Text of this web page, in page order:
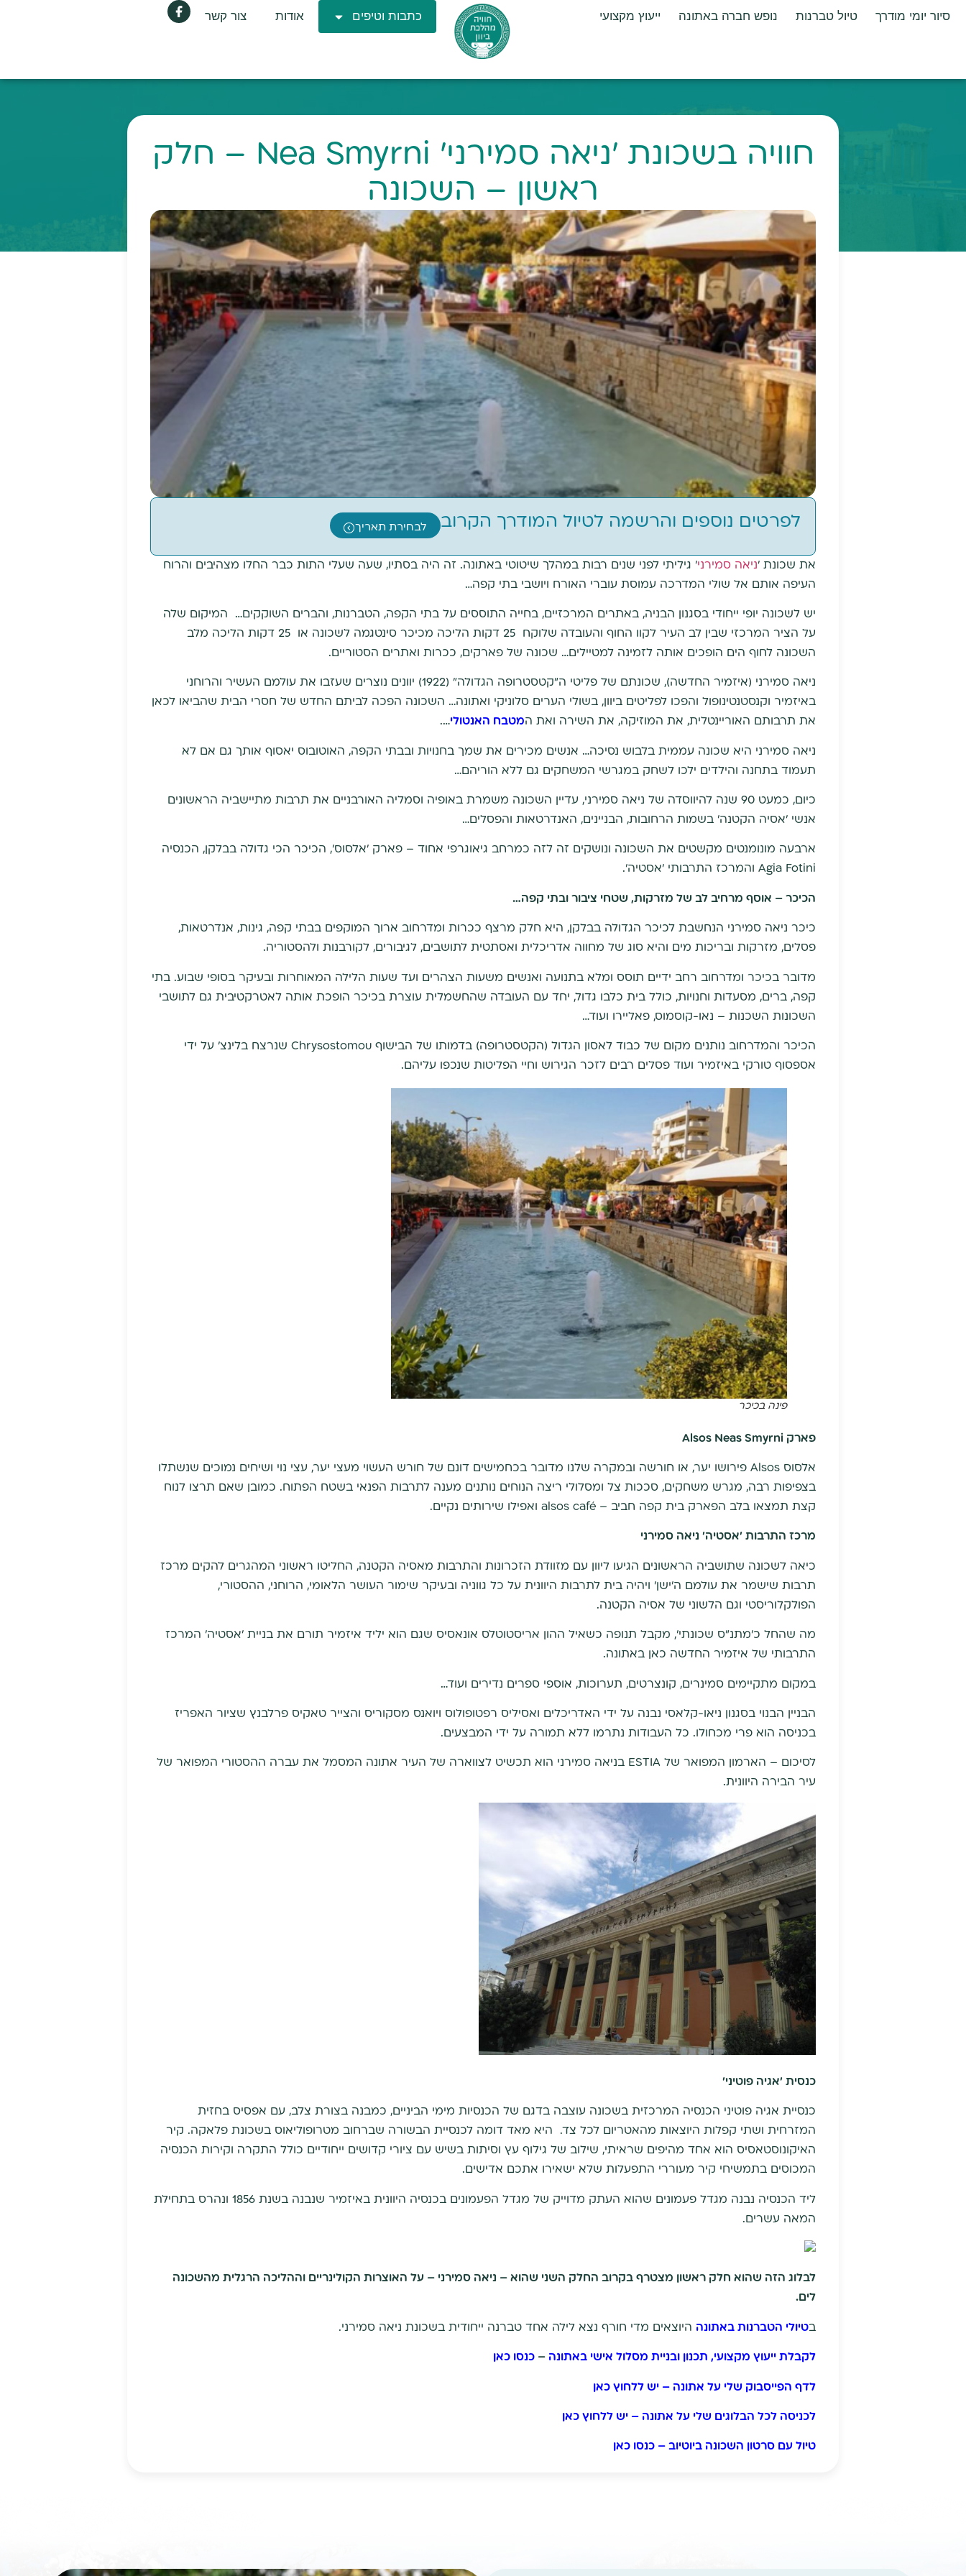
סיור יומי מודרך טיול טברנות נופש חברה באתונה ייעוץ מקצועי כתבות וטיפים אודות צור קשר
חוויה בשכונת 'ניאה סמירני' Nea Smyrni – חלק
ראשון – השכונה
לפרטים נוספים והרשמה לטיול המודרך הקרוב לבחירת תאריך
את שכונת 'ניאה סמירני' גיליתי לפני שנים רבות במהלך שיטוטי באתונה. זה היה בסתיו, שעה שעלי התות כבר החלו מצהיבים והרוח
העיפה אותם אל שולי המדרכה עמוסת עוברי האורח ויושבי בתי קפה…
יש לשכונה יופי ייחודי בסגנון הבניה, באתרים המרכזיים, בחייה התוססים על בתי הקפה, הטברנות, והברים השוקקים… המיקום שלה
על הציר המרכזי שבין לב העיר לקוו החוף והעובדה שלוקח 25 דקות הליכה מכיכר סינטגמה לשכונה או 25 דקות הליכה מלב
השכונה לחוף הים הופכים אותה לזמינה למטיילים… שכונה של פארקים, ככרות ואתרים הסטוריים.
ניאה סמירני (איזמיר החדשה), שכונתם של פליטי ה"קטסטרופה הגדולה" (1922) יוונים נוצרים שעזבו את עולמם העשיר והרוחני
באיזמיר וקנסטנטינופול והפכו לפליטים ביוון, בשולי הערים סלוניקי ואתונה… השכונה הפכה לביתם החדש של חסרי הבית שהביאו לכאן
את תרבותם האוריינטלית, את המוזיקה, את השירה ואת המטבח האנטולי….
ניאה סמירני היא שכונה עממית בלבוש נסיכה… אנשים מכירים את שמך בחנויות ובבתי הקפה, האוטובוס יאסוף אותך גם אם לא
תעמוד בתחנה והילדים ילכו לשחק במגרשי המשחקים גם ללא הוריהם…
כיום, כמעט 90 שנה להיווסדה של ניאה סמירני, עדיין השכונה משמרת באופיה וסמליה האורבניים את תרבות מתיישביה הראשונים
אנשי 'אסיה הקטנה' בשמות הרחובות, הבניינים, האנדרטאות והפסלים…
ארבעה מונומנטים מקשטים את השכונה ונושקים זה לזה כמרחב גיאוגרפי אחוד – פארק 'אלסוס', הכיכר הכי גדולה בבלקן, הכנסיה
Agia Fotini והמרכז התרבותי 'אסטיה'.
הכיכר – אוסף מרחיב לב של מזרקות, שטחי ציבור ובתי קפה…
כיכר ניאה סמירני הנחשבת לכיכר הגדולה בבלקן, היא חלק מרצף ככרות ומדרחוב ארוך המוקפים בבתי קפה, גינות, אנדרטאות,
פסלים, מזרקות ובריכות מים והיא סוג של מחווה אדריכלית ואסתטית לתושבים, לגיבורים, לקורבנות ולהסטוריה.
מדובר בכיכר ומדרחוב רחב ידיים תוסס ומלא בתנועה ואנשים משעות הצהרים ועד שעות הלילה המאוחרות ובעיקר בסופי שבוע. בתי
קפה, ברים, מסעדות וחנויות, כולל בית כלבו גדול, יחד עם העובדה שהחשמלית עוצרת בכיכר הופכת אותה לאטרקטיבית גם לתושבי
השכונות השכנות – נאו-קוסמוס, פאליירו ועוד…
הכיכר והמדרחוב נותנים מקום של כבוד לאסון הגדול (הקטסטרופה) בדמותו של הבישוף Chrysostomou שנרצח בלינצ' על ידי
אספסוף טורקי באיזמיר ועוד פסלים רבים לזכר הגירוש וחיי הפליטות שנכפו עליהם.
פינה בכיכר
פארק Alsos Neas Smyrni
אלסוס Alsos פירושו יער, או חורשה ובמקרה שלנו מדובר בכחמישים דונם של חורש העשוי מעצי יער, עצי נוי ושיחים נמוכים שנשתלו
בצפיפות רבה, מגרש משחקים, סככות צל ומסלולי ריצה הנוחים נותנים מענה לתרבות הפנאי בשטח הפתוח. כמובן שאם תרצו לנוח
קצת תמצאו בלב הפארק בית קפה חביב – alsos café ואפילו שירותים נקיים.
מרכז התרבות 'אסטיה' ניאה סמירני
כיאה לשכונה שתושביה הראשונים הגיעו ליוון עם מזוודת הזכרונות והתרבות מאסיה הקטנה, החליטו ראשוני המהגרים להקים מרכז
תרבות שישמר את עולמם ה'ישן' ויהיה בית לתרבות היוונית על כל גווניה ובעיקר שימור העושר הלאומי, הרוחני, ההסטורי,
הפולקלוריסטי וגם הלשוני של אסיה הקטנה.
מה שהחל כ'מתנ"ס שכונתי', מקבל תנופה כשאיל ההון אריסטוטלס אונאסיס שגם הוא יליד איזמיר תורם את בניית 'אסטיה' המרכז
התרבותי של איזמיר החדשה כאן באתונה.
במקום מתקיימים סמינרים, קונצרטים, תערוכות, אוספי ספרים נדירים ועוד…
הבניין הבנוי בסגנון ניאו-קלאסי נבנה על ידי האדריכלים ואסיליס רפטופולוס ויואנס מסקוריס והצייר טאקיס פרלבנץ שציור האפריז
בכניסה הוא פרי מכחולו. כל העבודות נתרמו ללא תמורה על ידי המבצעים.
לסיכום – הארמון המפואר של ESTIA בניאה סמירני הוא תכשיט לצווארה של העיר אתונה המסמל את עברה ההסטורי המפואר של
עיר הבירה היוונית.
כנסית 'אגיה פוטיני'
כנסיית אגיה פוטיני הכנסיה המרכזית בשכונה עוצבה בדגם של הכנסיות מימי הביניים, כמבנה בצורת צלב, עם אפסיס בחזית
המזרחית ושתי קפלות היוצאות מהאטריום לכל צד. היא מאד דומה לכנסיית הבשורה שברחוב מטרופוליאוס בשכונת פלאקה. קיר
האיקונוסטאסיס הוא אחד מהיפים שראיתי, שילוב של גילוף עץ וסיתות בשיש עם ציורי קדושים ייחודיים כולל התקרה וקירות הכנסיה
המכוסים בתמשיחי קיר מעוררי התפעלות שלא ישאירו אתכם אדישים.
ליד הכנסיה נבנה מגדל פעמונים שהוא העתק מדוייק של מגדל הפעמונים בכנסיה היוונית באיזמיר שנבנה בשנת 1856 ונהרס בתחילת
המאה עשרים.
לבלוג הזה שהוא חלק ראשון מצטרף בקרוב החלק השני שהוא – ניאה סמירני – על האוצרות הקולינריים וההליכה הרגלית מהשכונה
לים.
בטיולי הטברנות באתונה היוצאים מדי חורף נצא לילה אחד טברנה ייחודית בשכונת ניאה סמירני.
לקבלת ייעוץ מקצועי, תכנון ובניית מסלול אישי באתונה – כנסו כאן
לדף הפייסבוק שלי על אתונה – יש ללחוץ כאן
לכניסה לכל הבלוגים שלי על אתונה – יש ללחוץ כאן
טיול עם סרטון השכונה ביוטיוב – כנסו כאן